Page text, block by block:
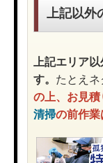
上記以
上記エリア
す。 たとえネ
の上、お見
清掃の前作業